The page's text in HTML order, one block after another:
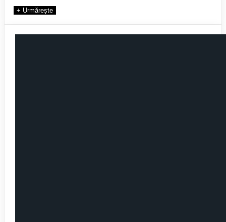
+ Urmărește